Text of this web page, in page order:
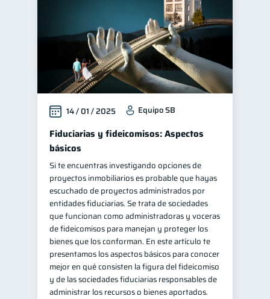
14 / 01 / 2025 Equipo SB
Fiduciarias y fideicomisos: Aspectos
básicos
Si te encuentras investigando opciones de
proyectos inmobiliarios es probable que hayas
escuchado de proyectos administrados por
entidades fiduciarias. Se trata de sociedades
que funcionan como administradoras y voceras
de fideicomisos para manejan y proteger los
bienes que los conforman. En este artículo te
presentamos los aspectos básicos para conocer
mejor en qué consisten la figura del fideicomiso
y de las sociedades fiduciarias responsables de
administrar los recursos o bienes aportados.